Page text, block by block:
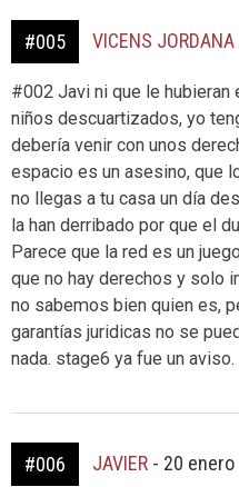
#005 VICENS JORDANA
#002 Javi ni que le hubieran
niños descuartizados, yo
debería venir con unos
espacio es un asesino, que
no llegas a tu casa un día
la han derribado por que el
Parece que la red es un
que no hay derechos y solo
no sabemos bien quien es,
garantías juridicas no se
nada. stage6 ya fue un aviso.
#006 JAVIER - 20